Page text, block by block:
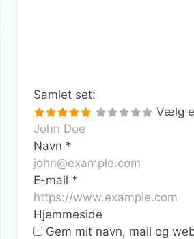
Samlet set:
Vælg
Navn *
E-mail *
Hjemmeside
Gem mit navn, mail og